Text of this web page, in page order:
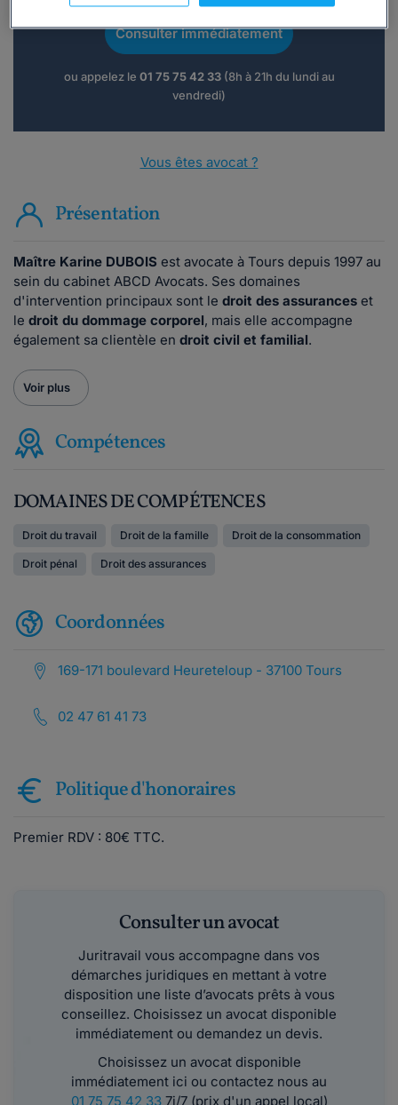
Consulter immédiatement
ou appelez le 01 75 75 42 33(8h à 21h du lundi au
vendredi)
Vous êtes avocat ?
Présentation
Maître Karine DUBOIS est avocate à Tours depuis 1997 au
sein du cabinet ABCD Avocats. Ses domaines
d'intervention principaux sont le droit des assurances et
le droit du dommage corporel, mais elle accompagne
également sa clientèle en droit civil et familial.
Voir plus
Compétences
DOMAINES DE COMPÉTENCES
Droit du travail Droit de la famille Droit de la consommation
Droit pénal Droit des assurances
Coordonnées
169-171 boulevard Heureteloup - 37100 Tours
02 47 61 41 73
Politique d'honoraires
Premier RDV : 80€ TTC.
Consulter un avocat
Juritravail vous accompagne dans vos
démarches juridiques en mettant à votre
disposition une liste d’avocats prêts à vous
conseillez. Choisissez un avocat disponible
immédiatement ou demandez un devis.
Choisissez un avocat disponible
immédiatement ici ou contactez nous au
01 75 75 42 337j/7 (prix d'un appel local)